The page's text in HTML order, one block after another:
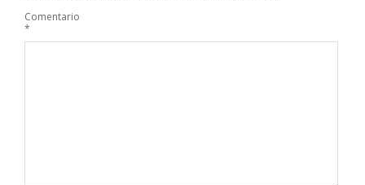
Comentario
*